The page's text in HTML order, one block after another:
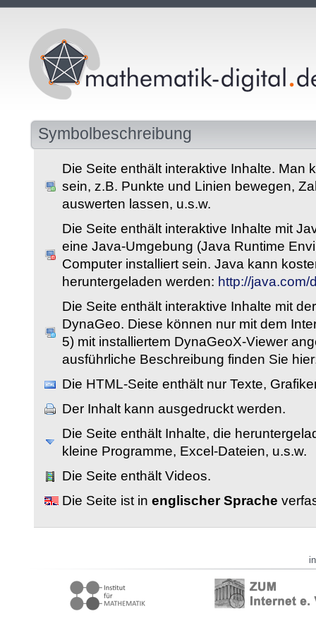
Symbolbeschreibung
Die Seite enthält interaktive Inhalte. Man
sein, z.B. Punkte und Linien bewegen,
auswerten lassen, u.s.w.
Die Seite enthält interaktive Inhalte mit
eine Java-Umgebung (Java Runtime
Computer installiert sein. Java kann
heruntergeladen werden: http://
Die Seite enthält interaktive Inhalte mit
DynaGeo. Diese können nur mit dem
5) mit installiertem DynaGeoX-Viewer
ausführliche Beschreibung finden Sie
Die HTML-Seite enthält nur Texte,
Der Inhalt kann ausgedruckt werden.
Die Seite enthält Inhalte, die
kleine Programme, Excel-Dateien, u.s.w.
Die Seite enthält Videos.
Die Seite ist in englischer Sprache